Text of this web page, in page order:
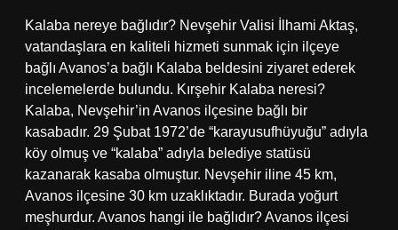
Kalaba nereye bağlıdır? Nevşehir Valisi İlhami Aktaş,
vatandaşlara en kaliteli hizmeti sunmak için ilçeye
bağlı Avanos’a bağlı Kalaba beldesini ziyaret ederek
incelemelerde bulundu. Kırşehir Kalaba neresi?
Kalaba, Nevşehir’in Avanos ilçesine bağlı bir
kasabadır. 29 Şubat 1972’de “karayusufhüyuğu” adıyla
köy olmuş ve “kalaba” adıyla belediye statüsü
kazanarak kasaba olmuştur. Nevşehir iline 45 km,
Avanos ilçesine 30 km uzaklıktadır. Burada yoğurt
meşhurdur. Avanos hangi ile bağlıdır? Avanos ilçesi